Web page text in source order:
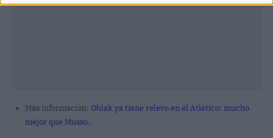
Más información: Oblak ya tiene relevo en el Atlético: mucho
mejor que Musso.